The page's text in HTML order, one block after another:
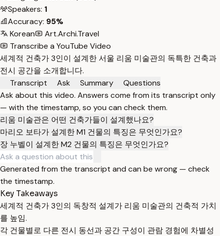
Speakers: 1
Accuracy: 95%
Korean
Art.Archi.Travel
Transcribe a YouTube Video
세계적 건축가 3인이 설계한 서울 리움 미술관의 독특한 건축과
전시 공간을 소개합니다.
Transcript
Ask Summary
Questions
Ask about this video. Answers come from its transcript only
— with the timestamp, so you can check them.
리움 미술관은 어떤 건축가들이 설계했나요?
마리오 보타가 설계한 M1 건물의 특징은 무엇인가요?
장 누벨이 설계한 M2 건물의 특징은 무엇인가요?
Generated from the transcript and can be wrong — check
the timestamp.
Key Takeaways
세계적 건축가 3인의 독창적 설계가 리움 미술관의 건축적 가치
를 높임.
각 건물별로 다른 전시 동선과 공간 구성이 관람 경험에 차별성